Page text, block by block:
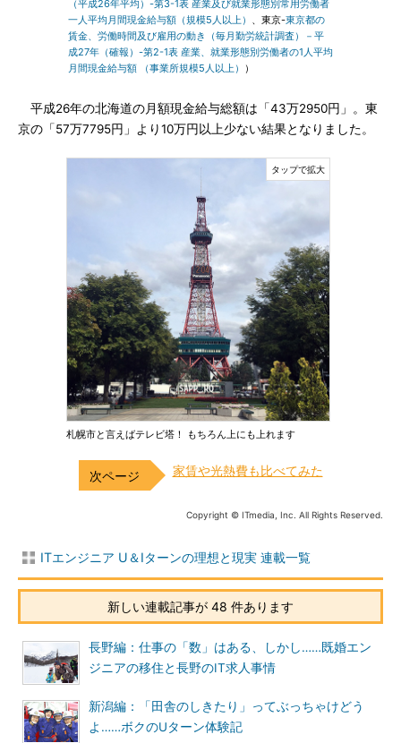
（平成26年平均）-第3-1表 産業及び就業形態別常用労働者
一人平均月間現金給与額（規模5人以上） 、東京-東京都の
賃金、労働時間及び雇用の動き（毎月勤労統計調査）－平
成27年（確報）-第2-1表 産業、就業形態別労働者の1人平均
月間現金給与額 （事業所規模5人以上） ）
平成26年の北海道の月額現金給与総額は「43万2950円」。東
京の「57万7795円」より10万円以上少ない結果となりました。
札幌市と言えばテレビ塔！ もちろん上にも上れます
家賃や光熱費も比べてみた
Copyright © ITmedia, Inc. All Rights Reserved.
ITエンジニア U＆Iターンの理想と現実 連載一覧
新しい連載記事が 48 件あります
長野編：仕事の「数」はある、しかし……既婚エン
ジニアの移住と長野のIT求人事情
新潟編：「田舎のしきたり」ってぶっちゃけどう
よ……ボクのUターン体験記